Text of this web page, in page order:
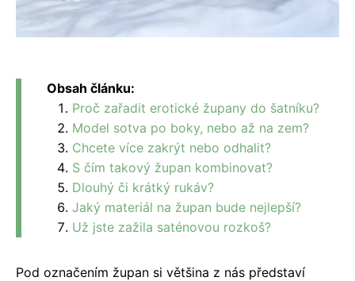
Obsah článku:
Proč zařadit erotické župany do šatníku?
Model sotva po boky, nebo až na zem?
Chcete více zakrýt nebo odhalit?
S čím takový župan kombinovat?
Dlouhý či krátký rukáv?
Jaký materiál na župan bude nejlepší?
Už jste zažila saténovou rozkoš?
Pod označením župan si většina z nás představí